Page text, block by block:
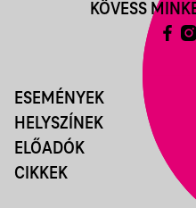
ESEMÉNYEK
HELYSZÍNEK
ELŐADÓK
CIKKEK
KÖVESS